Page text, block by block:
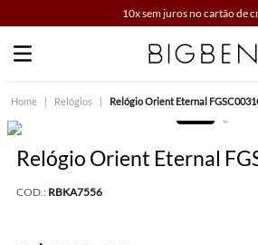
10x sem juros no cartão de
Faça sua busca
Relógios Relógio Orient Eternal
Relógio Orient Eternal
COD.: RBKA7556